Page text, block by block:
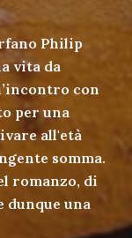
Philip
vita da
con
per una
all'età
somma.
romanzo, di
dunque una